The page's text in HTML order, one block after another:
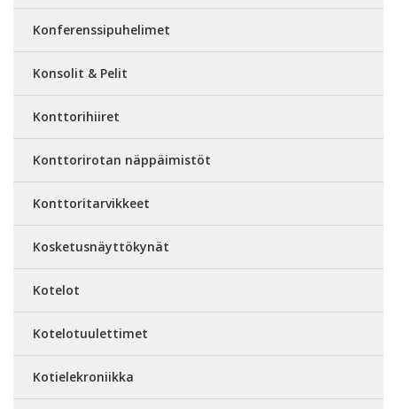
Konferenssipuhelimet
Konsolit & Pelit
Konttorihiiret
Konttorirotan näppäimistöt
Konttoritarvikkeet
Kosketusnäyttökynät
Kotelot
Kotelotuulettimet
Kotielekroniikka